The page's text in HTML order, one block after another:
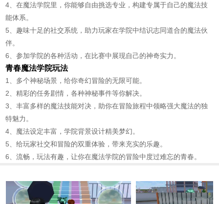
4、在魔法学院里，你能够自由挑选专业，构建专属于自己的魔法技
能体系。
5、趣味十足的社交系统，助力玩家在学院中结识志同道合的魔法伙
伴。
6、参加学院的各种活动，在比赛中展现自己的神奇实力。
青春魔法学院玩法
1、多个神秘场景，给你奇幻冒险的无限可能。
2、精彩的任务剧情，各种神秘事件等你解决。
3、丰富多样的魔法技能对决，助你在冒险旅程中领略强大魔法的独
特魅力。
4、魔法设定丰富，学院背景设计精美梦幻。
5、给玩家社交和冒险的双重体验，带来充实的乐趣。
6、流畅，玩法有趣，让你在魔法学院的冒险中度过难忘的青春。